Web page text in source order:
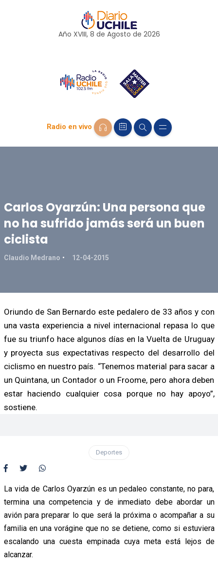
Año XVIII, 8 de Agosto de 2026
Radio en vivo
Carlos Oyarzún: Una persona que
no ha sufrido jamás será un buen
ciclista
Claudio Medrano 12-04-2015
Oriundo de San Bernardo este pedalero de 33 años y con
una vasta experiencia a nivel internacional repasa lo que
fue su triunfo hace algunos días en la Vuelta de Uruguay
y proyecta sus expectativas respecto del desarrollo del
ciclismo en nuestro país. “Tenemos material para sacar a
un Quintana, un Contador o un Froome, pero ahora deben
estar haciendo cualquier cosa porque no hay apoyo”,
sostiene.
Deportes
La vida de Carlos Oyarzún es un pedaleo constante, no para,
termina una competencia y de inmediato debe abordar un
avión para preparar lo que será la próxima o acompañar a su
familia en una vorágine que no se detiene, como si estuviera
escalando una cuesta empinada cuya meta está lejos de
alcanzar.